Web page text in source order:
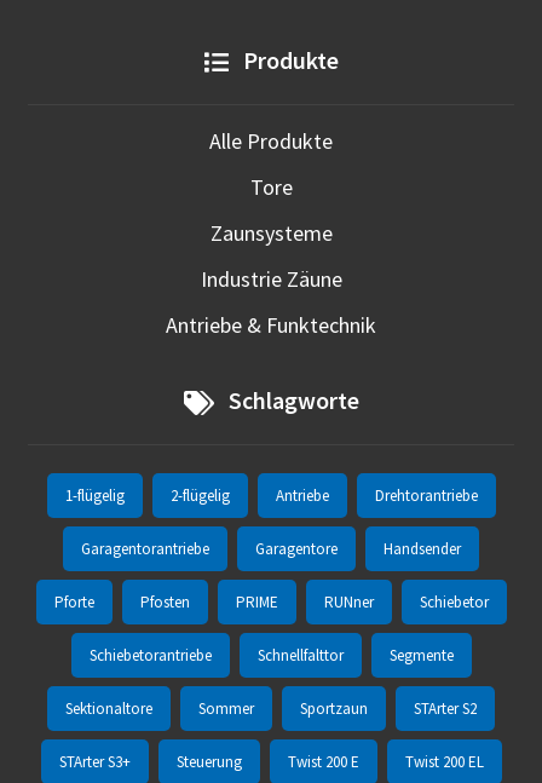
Produkte
Alle Produkte
Tore
Zaunsysteme
Industrie Zäune
Antriebe & Funktechnik
Schlagworte
1-flügelig 2-flügelig Antriebe Drehtorantriebe
Garagentorantriebe Garagentore Handsender
Pforte Pfosten PRIME RUNner Schiebetor
Schiebetorantriebe Schnellfalttor Segmente
Sektionaltore Sommer Sportzaun STArter S2
STArter S3+ Steuerung Twist 200 E Twist 200 EL